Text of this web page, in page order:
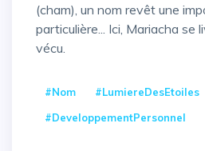
(cham), un nom revêt une
particulière... Ici, Mariacha se
vécu.
#Nom #LumiereDesEtoiles
#DeveloppementPersonnel